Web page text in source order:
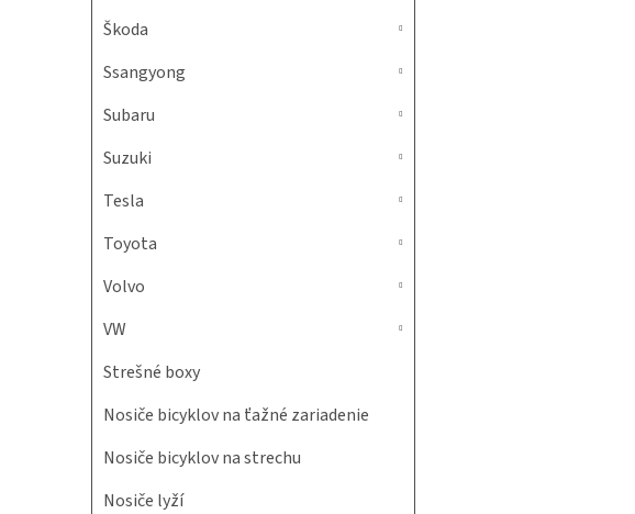
Škoda
Ssangyong
Subaru
Suzuki
Tesla
Toyota
Volvo
VW
Strešné boxy
Nosiče bicyklov na ťažné zariadenie
Nosiče bicyklov na strechu
Nosiče lyží